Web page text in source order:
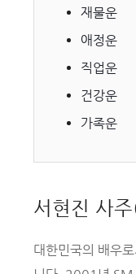
재물운
애정운
직업운
건강운
가족운
서현진 사
대한민국의 배우